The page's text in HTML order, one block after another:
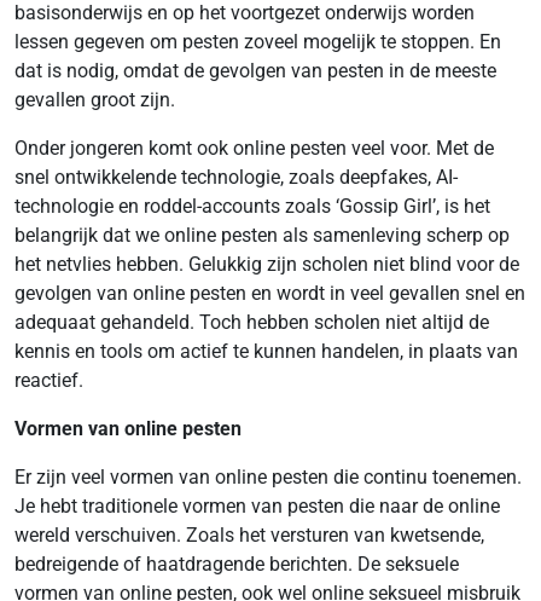
basisonderwijs en op het voortgezet onderwijs worden
lessen gegeven om pesten zoveel mogelijk te stoppen. En
dat is nodig, omdat de gevolgen van pesten in de meeste
gevallen groot zijn.
Onder jongeren komt ook online pesten veel voor. Met de
snel ontwikkelende technologie, zoals deepfakes, AI-
technologie en roddel-accounts zoals ‘Gossip Girl’, is het
belangrijk dat we online pesten als samenleving scherp op
het netvlies hebben. Gelukkig zijn scholen niet blind voor de
gevolgen van online pesten en wordt in veel gevallen snel en
adequaat gehandeld. Toch hebben scholen niet altijd de
kennis en tools om actief te kunnen handelen, in plaats van
reactief.
Vormen van online pesten
Er zijn veel vormen van online pesten die continu toenemen.
Je hebt traditionele vormen van pesten die naar de online
wereld verschuiven. Zoals het versturen van kwetsende,
bedreigende of haatdragende berichten. De seksuele
vormen van online pesten, ook wel online seksueel misbruik